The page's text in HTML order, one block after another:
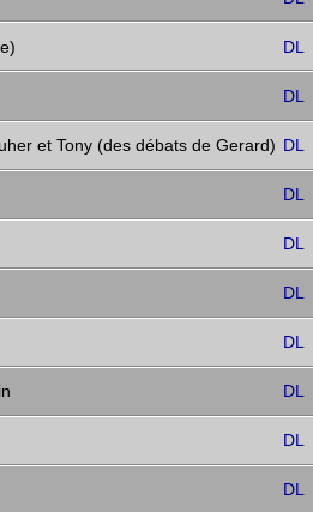
DL
DL
et Tony (des débats de Gerard) DL
DL
DL
DL
DL
DL
DL
DL